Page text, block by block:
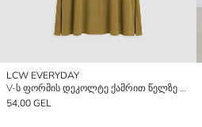
LCW EVERYDAY
V-ს ფორმის დეკოლტე ქამრით წელზე ჩაჭრილი კაბა
54,00 GEL